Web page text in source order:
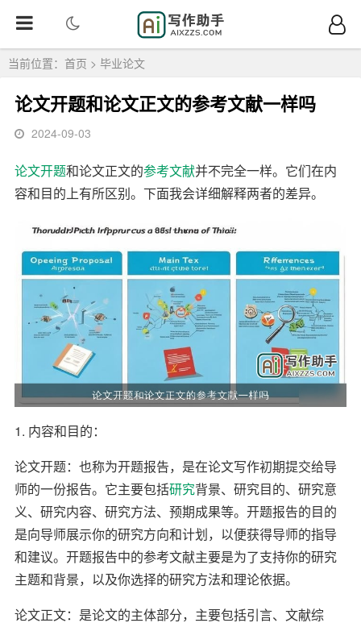
当前位置： 首页 > 毕业论文
论文开题和论文正文的参考文献一样吗
2024-09-03
论文开题和论文正文的参考文献并不完全一样。它们在内
容和目的上有所区别。下面我会详细解释两者的差异。
1. 内容和目的：
论文开题：也称为开题报告，是在论文写作初期提交给导
师的一份报告。它主要包括研究背景、研究目的、研究意
义、研究内容、研究方法、预期成果等。开题报告的目的
是向导师展示你的研究方向和计划，以便获得导师的指导
和建议。开题报告中的参考文献主要是为了支持你的研究
主题和背景，以及你选择的研究方法和理论依据。
论文正文：是论文的主体部分，主要包括引言、文献综